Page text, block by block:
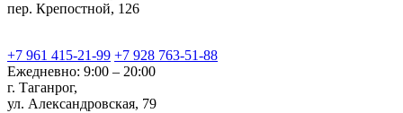
пер. Крепостной, 126
+7 961 415-21-99 +7 928 763-51-88
Ежедневно: 9:00 – 20:00
г. Таганрог,
ул. Александровская, 79